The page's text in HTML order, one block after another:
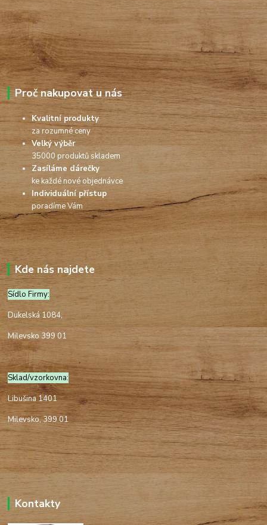
Proč nakupovat u nás
Kvalitní produkty
za rozumné ceny
Velký výběr
35000 produktů skladem
Zasíláme dárečky
ke každé nové objednávce
Individuální přístup
poradíme Vám
Kde nás najdete
Sídlo Firmy:
Dukelská 1084,
Milevsko 399 01
Sklad/vzorkovna:
Libušina 1401
Milevsko, 399 01
Kontakty